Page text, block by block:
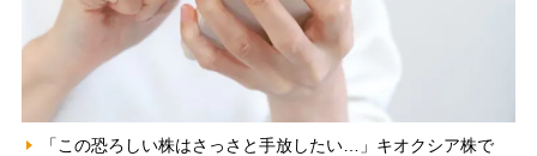
「この恐ろしい株はさっさと手放したい…」キオクシア株で